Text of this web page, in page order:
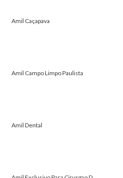
Amil Caçapava
Amil Campo Limpo Paulista
Amil Dental